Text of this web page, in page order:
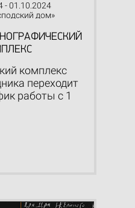
- 01.10.2024
дом»
комплекс
переходит
работы с 1